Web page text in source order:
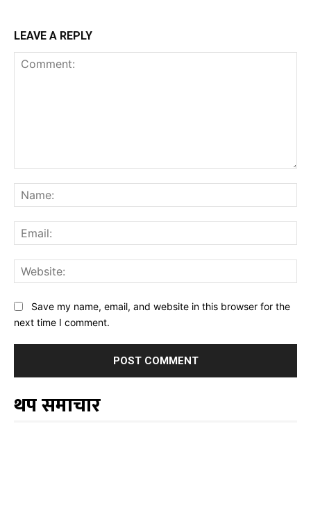
LEAVE A REPLY
Save my name, email, and website in this browser for the
next time I comment.
थप समाचार